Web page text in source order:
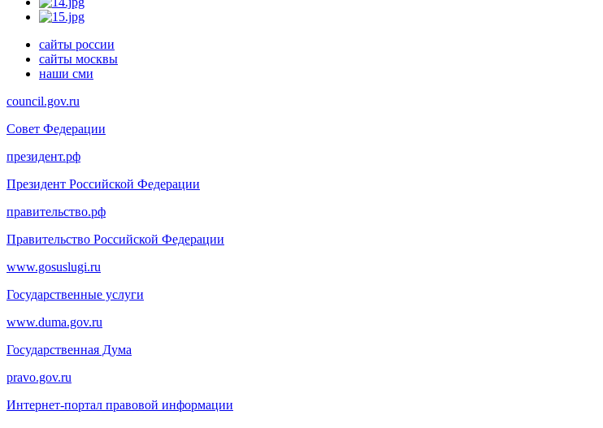
сайты россии
сайты москвы
наши сми
council.gov.ru
Совет Федерации
президент.рф
Президент Российской Федерации
правительство.рф
Правительство Российской Федерации
www.gosuslugi.ru
Государственные услуги
www.duma.gov.ru
Государственная Дума
pravo.gov.ru
Интернет-портал правовой информации